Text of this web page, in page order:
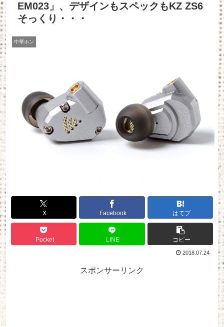
EM023」、デザインもスペックもKZ ZS6
そっくり・・・
中華ホン
X Facebook はてブ
Pocket LINE コピー
2018.07.24
スポンサーリンク